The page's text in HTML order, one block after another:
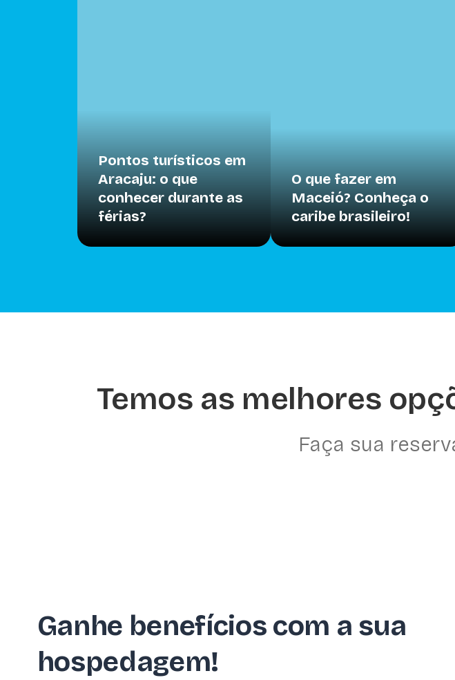
Pontos turísticos em
Aracaju: o que
conhecer durante as
férias?
O que fazer em
Maceió? Conheça o
caribe brasileiro!
Temos as melhores
Faça sua
Ganhe benefícios com a sua
hospedagem!